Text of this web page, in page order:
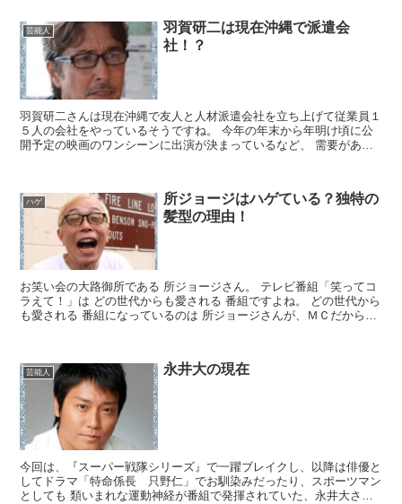
芸能人
羽賀研二は現在沖縄で派遣会
社！？
羽賀研二さんは現在沖縄で友人と人材派遣会社を立ち上げて従業員１
５人の会社をやっているそうですね。 今年の年末から年明け頃に公
開予定の映画のワンシーンに出演が決まっているなど、 需要があれ
ハゲ
所ジョージはハゲている？独特の
髪型の理由！
お笑い会の大路御所である 所ジョージさん。 テレビ番組「笑ってコ
ラえて！」は どの世代からも愛される 番組ですよね。 どの世代から
も愛される 番組になっているのは 所ジョージさんが、ＭＣだから。
芸能人 永井大の現在
今回は、『スーパー戦隊シリーズ』で一躍ブレイクし、以降は俳優と
してドラマ「特命係長 只野仁」でお馴染みだったり、スポーツマン
としても 類いまれな運動神経が番組で発揮されていた、永井大さん